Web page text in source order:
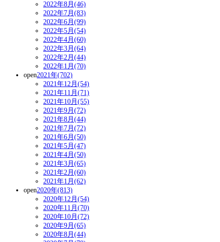
2022年8月(46)
2022年7月(83)
2022年6月(99)
2022年5月(54)
2022年4月(60)
2022年3月(64)
2022年2月(44)
2022年1月(70)
open2021年(702)
2021年12月(54)
2021年11月(71)
2021年10月(55)
2021年9月(72)
2021年8月(44)
2021年7月(72)
2021年6月(50)
2021年5月(47)
2021年4月(50)
2021年3月(65)
2021年2月(60)
2021年1月(62)
open2020年(813)
2020年12月(54)
2020年11月(70)
2020年10月(72)
2020年9月(65)
2020年8月(44)